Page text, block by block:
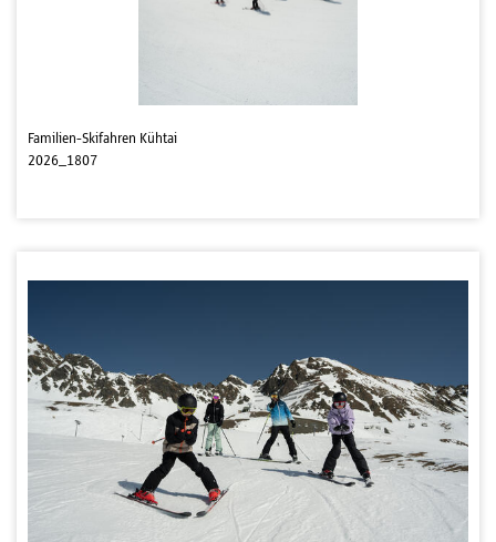
Familien-Skifahren Kühtai
2026_1807